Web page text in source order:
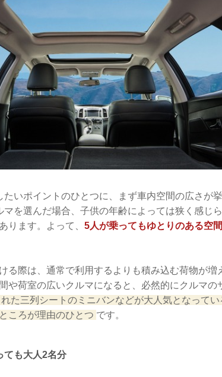
いポイントのひとつに、まず車内空間の広さが
を選んだ場合、子供の年齢によっては狭く感じ
ります。よって、 5人が乗ってもゆとりのある空
る際は、通常で利用するよりも積み込む荷物が増
や荷室の広いクルマになると、必然的にクルマの
た三列シートのミニバンなどが大人気となってい
ころが理由のひとつ です。
ても大人2名分